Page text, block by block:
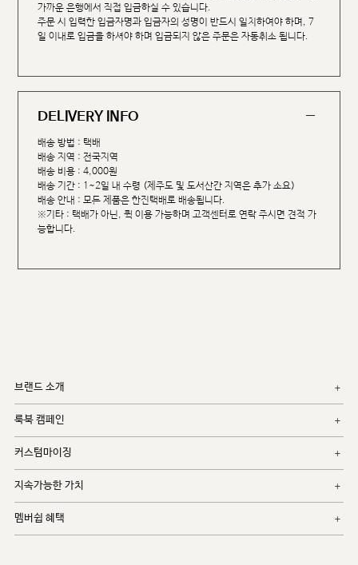
가까운 은행에서 직접 입금하실 수 있습니다.
주문 시 입력한 입금자명과 입금자의 성명이 반드시 일치하여야 하며, 7
일 이내로 입금을 하셔야 하며 입금되지 않은 주문은 자동취소 됩니다.
DELIVERY INFO
배송 방법 : 택배
배송 지역 : 전국지역
배송 비용 : 4,000원
배송 기간 : 1~2일 내 수령 (제주도 및 도서산간 지역은 추가 소요)
배송 안내 : 모든 제품은 한진택배로 배송됩니다.
※기타 : 택배가 아닌, 퀵 이용 가능하며 고객센터로 연락 주시면 견적 가
능합니다.
브랜드 소개
룩북 캠페인
커스텀마이징
지속가능한 가치
멤버쉽 혜택